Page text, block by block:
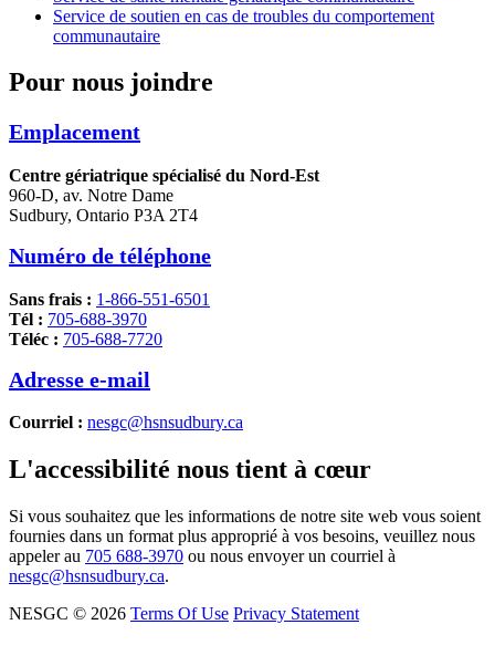
Service de soutien en cas de troubles du comportement
communautaire
Pour nous joindre
Emplacement
Centre gériatrique spécialisé du Nord-Est
960-D, av. Notre Dame
Sudbury, Ontario P3A 2T4
Numéro de téléphone
Sans frais : 1-866-551-6501
Tél : 705-688-3970
Téléc : 705-688-7720
Adresse e-mail
Courriel : nesgc@hsnsudbury.ca
L'accessibilité nous tient à cœur
Si vous souhaitez que les informations de notre site web vous soient
fournies dans un format plus approprié à vos besoins, veuillez nous
appeler au 705 688-3970 ou nous envoyer un courriel à
nesgc@hsnsudbury.ca.
NESGC © 2026 Terms Of Use Privacy Statement